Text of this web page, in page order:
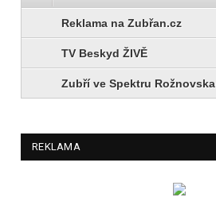
Reklama na Zubřan.cz
TV Beskyd ŽIVĚ
Zubří ve Spektru Rožnovska
REKLAMA